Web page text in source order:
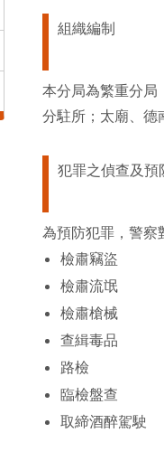
組織編制
本分局為繁重分局
分駐所；太廟、德
犯罪之偵查及預
為預防犯罪，警察
檢肅竊盜
檢肅流氓
檢肅槍械
查緝毒品
路檢
臨檢盤查
取締酒醉駕駛